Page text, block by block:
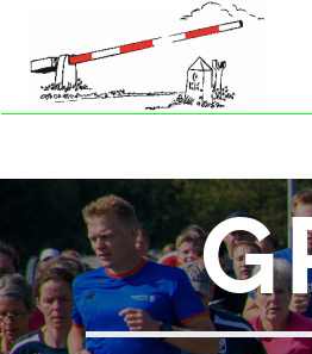
Skip to main content